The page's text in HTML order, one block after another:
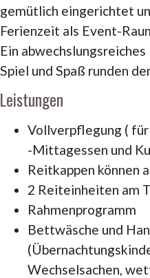
gemütlich eingerichtet
Ferienzeit als Event-
Ein
Spiel und Spaß runden
Leistungen
Vollverpflegung (
-Mittagessen und
Reitkappen können
2 Reiteinheiten am
Rahmenprogramm
Bettwäsche und
Wechselsachen,